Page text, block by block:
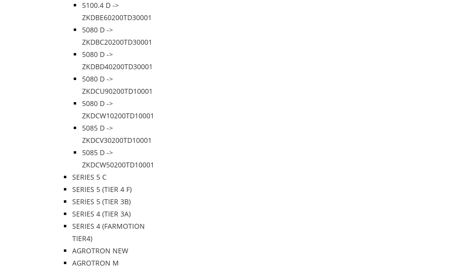
5100.4 D ->
ZKDBE60200TD30001
5080 D ->
ZKDBC20200TD30001
5080 D ->
ZKDBD40200TD30001
5080 D ->
ZKDCU90200TD10001
5080 D ->
ZKDCW10200TD10001
5085 D ->
ZKDCV30200TD10001
5085 D ->
ZKDCW50200TD10001
SERIES 5 C
SERIES 5 (TIER 4 F)
SERIES 5 (TIER 3B)
SERIES 4 (TIER 3A)
SERIES 4 (FARMOTION
TIER4)
AGROTRON NEW
AGROTRON M